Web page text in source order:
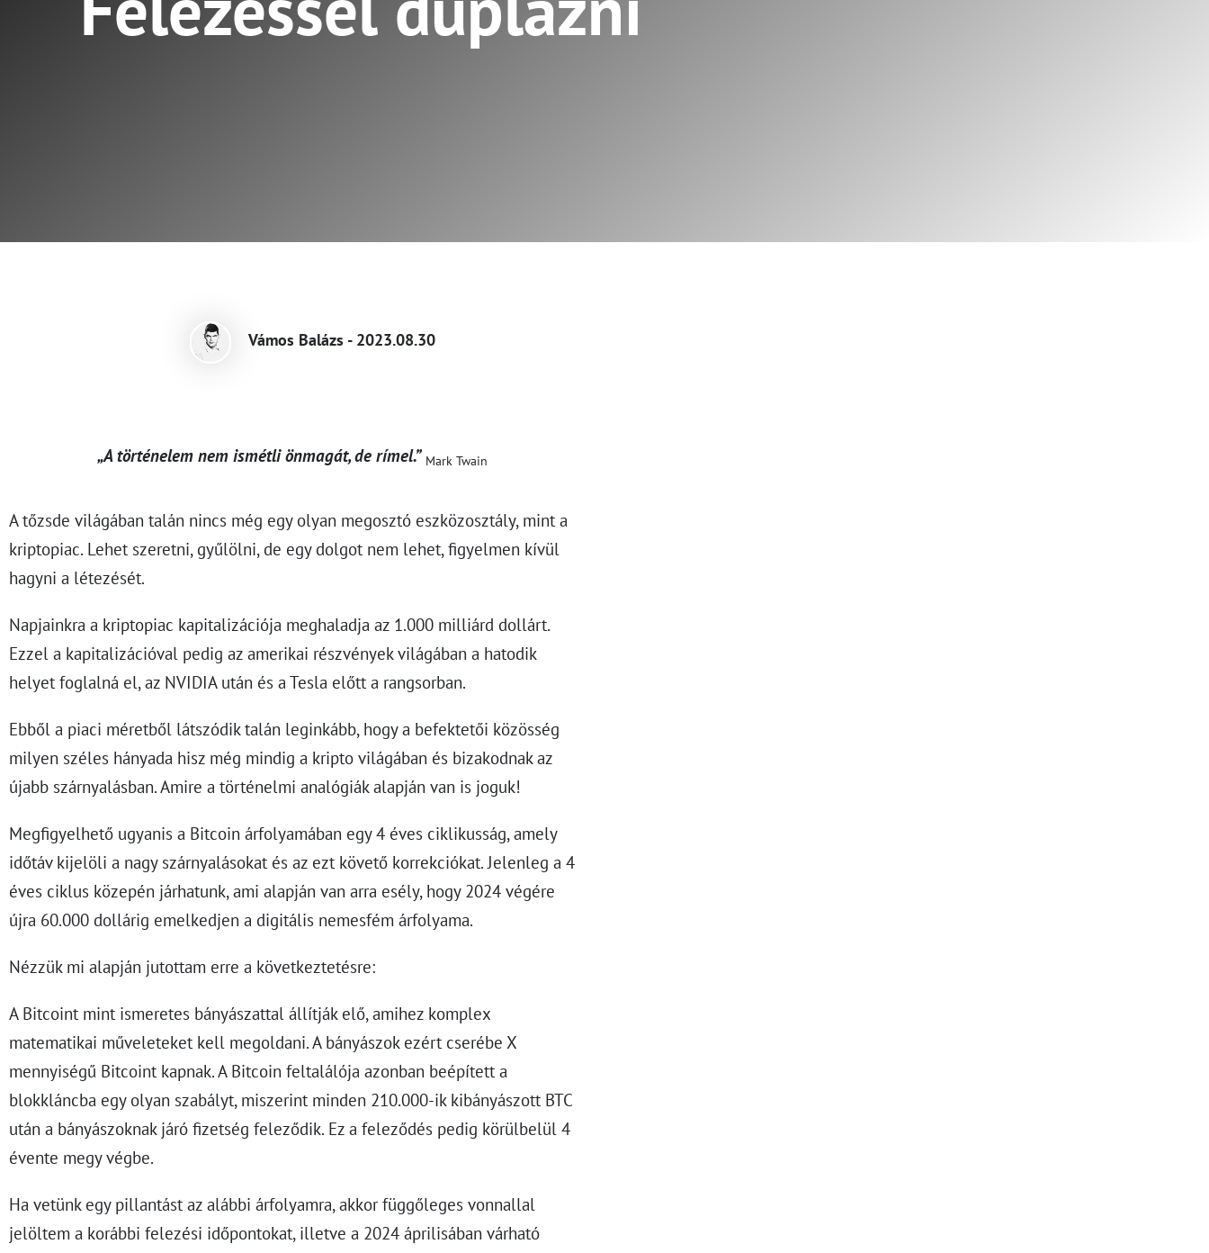
Vámos Balázs - 2023.08.30
„A történelem nem ismétli önmagát, de rímel.” Mark Twain
A tőzsde világában talán nincs még egy olyan megosztó eszközosztály, mint a
kriptopiac. Lehet szeretni, gyűlölni, de egy dolgot nem lehet, figyelmen kívül
hagyni a létezését.
Napjainkra a kriptopiac kapitalizációja meghaladja az 1.000 milliárd dollárt.
Ezzel a kapitalizációval pedig az amerikai részvények világában a hatodik
helyet foglalná el, az NVIDIA után és a Tesla előtt a rangsorban.
Ebből a piaci méretből látszódik talán leginkább, hogy a befektetői közösség
milyen széles hányada hisz még mindig a kripto világában és bizakodnak az
újabb szárnyalásban. Amire a történelmi analógiák alapján van is joguk!
Megfigyelhető ugyanis a Bitcoin árfolyamában egy 4 éves ciklikusság, amely
időtáv kijelöli a nagy szárnyalásokat és az ezt követő korrekciókat. Jelenleg a 4
éves ciklus közepén járhatunk, ami alapján van arra esély, hogy 2024 végére
újra 60.000 dollárig emelkedjen a digitális nemesfém árfolyama.
Nézzük mi alapján jutottam erre a következtetésre:
A Bitcoint mint ismeretes bányászattal állítják elő, amihez komplex
matematikai műveleteket kell megoldani. A bányászok ezért cserébe X
mennyiségű Bitcoint kapnak. A Bitcoin feltalálója azonban beépített a
blokkláncba egy olyan szabályt, miszerint minden 210.000-ik kibányászott BTC
után a bányászoknak járó fizetség feleződik. Ez a feleződés pedig körülbelül 4
évente megy végbe.
Ha vetünk egy pillantást az alábbi árfolyamra, akkor függőleges vonnallal
jelöltem a korábbi felezési időpontokat, illetve a 2024 áprilisában várható